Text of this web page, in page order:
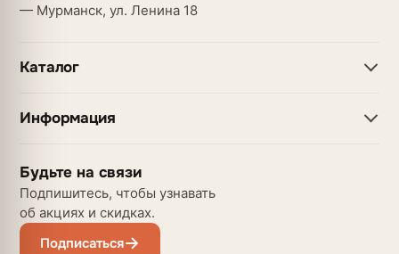
— Мурманск, ул. Ленина 18
Каталог
Информация
Будьте на связи
Подпишитесь, чтобы узнавать
об акциях и скидках.
Подписаться